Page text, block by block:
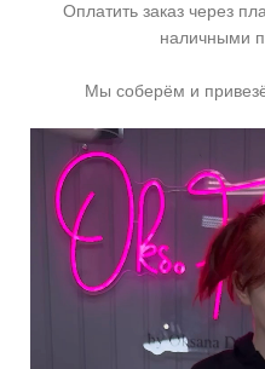
Оплатить заказ через
наличными
Мы соберём и